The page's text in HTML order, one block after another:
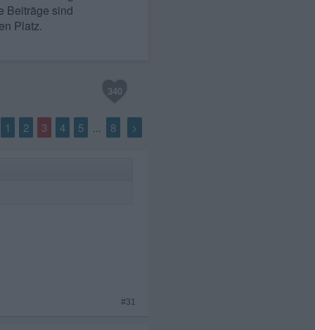
Beiträge sind
Platz.
340
1 2 3 4 5 ... 8 >
#31